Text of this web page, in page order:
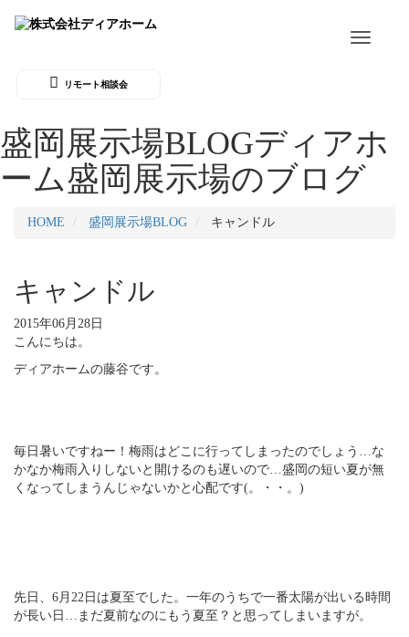
Toggle
リモート相談会
盛岡展示場BLOGディアホ
ーム盛岡展示場のブログ
HOME 盛岡展示場BLOG キャンドル
キャンドル
2015年06月28日
こんにちは。
ディアホームの藤谷です。
毎日暑いですねー！梅雨はどこに行ってしまったのでしょう…な
かなか梅雨入りしないと開けるのも遅いので…盛岡の短い夏が無
くなってしまうんじゃないかと心配です(。・・。)
先日、6月22日は夏至でした。一年のうちで一番太陽が出いる時間
が長い日…まだ夏前なのにもう夏至？と思ってしまいますが。